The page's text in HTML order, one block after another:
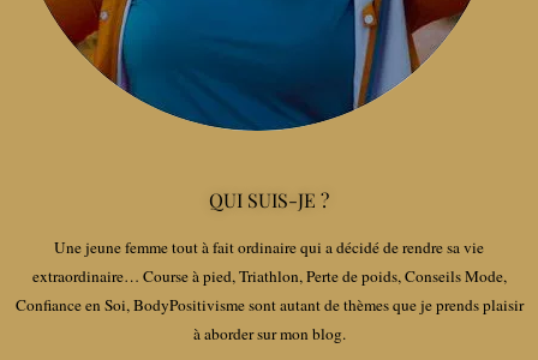
QUI SUIS-JE ?
Une jeune femme tout à fait ordinaire qui a décidé de rendre sa vie
extraordinaire… Course à pied, Triathlon, Perte de poids, Conseils Mode,
Confiance en Soi, BodyPositivisme sont autant de thèmes que je prends plaisir
à aborder sur mon blog.